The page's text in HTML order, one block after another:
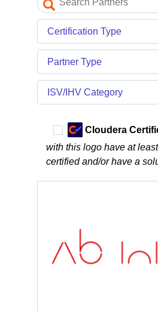
Certification Type
Partner Type
ISV/IHV Category
Cloudera
with this logo have at
certified and/or have a